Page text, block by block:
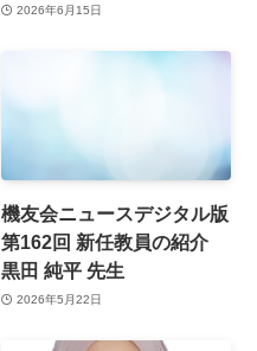
2026年6月15日
機友会ニュースデジタル版
第162回 新任教員の紹介
黒田 純平 先生
2026年5月22日